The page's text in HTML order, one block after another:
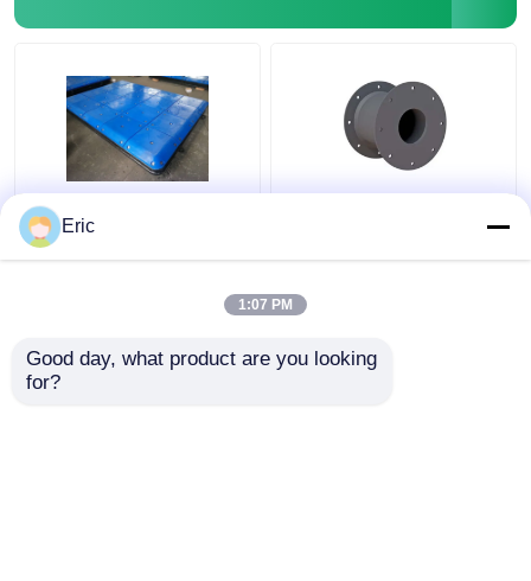
Persoonlijke UHMW-
PE-gezichtskussens
Supercell Type Rubber
levensduur en lage
kantelcompressie voor
Eric
1:07 PM
Good day, what product are you looking
for?